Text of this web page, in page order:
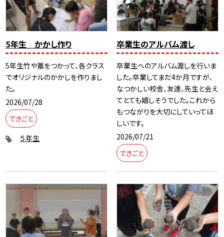
5年生 かかし作り
5年生竹や藁をつかって、各クラス
でオリジナルのかかしを作りまし
た。
2026/07/28
できごと
５年生
卒業生のアルバム渡し
卒業生へのアルバム渡しを行いま
した。卒業してまだ4か月ですが、
なつかしい校舎、友達、先生と会え
てとても嬉しそうでした。これから
もつながりを大切にしていってほ
しいです。
2026/07/21
できごと